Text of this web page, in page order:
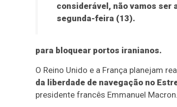
considerável, não vamos ser
segunda-feira (13).
para bloquear portos iranianos.
O Reino Unido e a França planejam
da liberdade de navegação no
presidente francês Emmanuel Macron.